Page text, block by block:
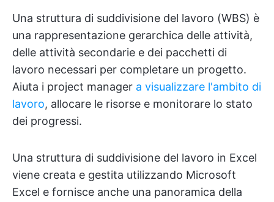
Una struttura di suddivisione del lavoro (WBS) è
una rappresentazione gerarchica delle attività,
delle attività secondarie e dei pacchetti di
lavoro necessari per completare un progetto.
Aiuta i project manager a visualizzare l'ambito di
lavoro, allocare le risorse e monitorare lo stato
dei progressi.
Una struttura di suddivisione del lavoro in Excel
viene creata e gestita utilizzando Microsoft
Excel e fornisce anche una panoramica della